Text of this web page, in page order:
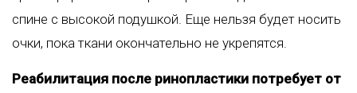
спине с высокой подушкой. Еще нельзя будет носить
очки, пока ткани окончательно не укрепятся.
Реабилитация после ринопластики потребует от